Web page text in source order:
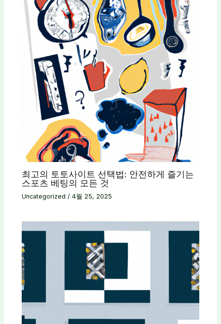
최고의 토토사이트 선택법: 안전하게 즐기는
스포츠 베팅의 모든 것
Uncategorized /4월 25, 2025